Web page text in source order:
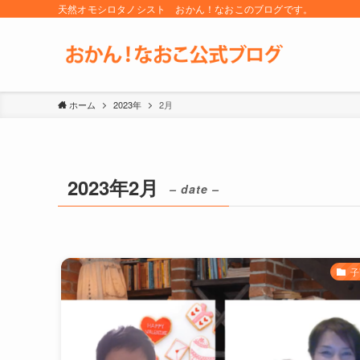
天然オモシロタノシスト おかん！なおこのブログです。
ホーム 2023年 2月
2023年2月 – date –